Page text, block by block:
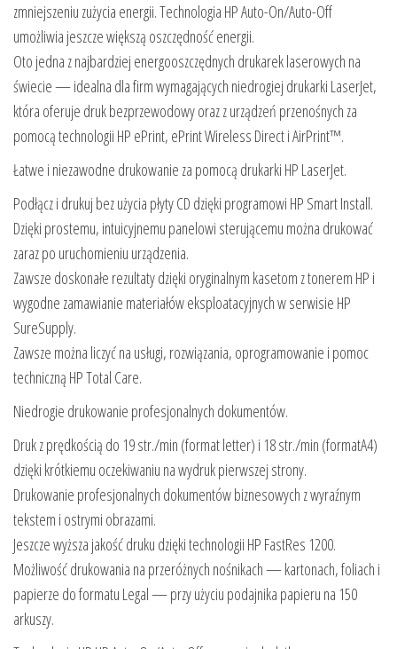
zmniejszeniu zużycia energii. Technologia HP Auto-On/Auto-Off
umożliwia jeszcze większą oszczędność energii.
Oto jedna z najbardziej energooszczędnych drukarek laserowych na
świecie — idealna dla firm wymagających niedrogiej drukarki LaserJet,
która oferuje druk bezprzewodowy oraz z urządzeń przenośnych za
pomocą technologii HP ePrint, ePrint Wireless Direct i AirPrint™.
Łatwe i niezawodne drukowanie za pomocą drukarki HP LaserJet.
Podłącz i drukuj bez użycia płyty CD dzięki programowi HP Smart Install.
Dzięki prostemu, intuicyjnemu panelowi sterującemu można drukować
zaraz po uruchomieniu urządzenia.
Zawsze doskonałe rezultaty dzięki oryginalnym kasetom z tonerem HP i
wygodne zamawianie materiałów eksploatacyjnych w serwisie HP
SureSupply.
Zawsze można liczyć na usługi, rozwiązania, oprogramowanie i pomoc
techniczną HP Total Care.
Niedrogie drukowanie profesjonalnych dokumentów.
Druk z prędkością do 19 str./min (format letter) i 18 str./min (formatA4)
dzięki krótkiemu oczekiwaniu na wydruk pierwszej strony.
Drukowanie profesjonalnych dokumentów biznesowych z wyraźnym
tekstem i ostrymi obrazami.
Jeszcze wyższa jakość druku dzięki technologii HP FastRes 1200.
Możliwość drukowania na przeróżnych nośnikach — kartonach, foliach i
papierze do formatu Legal — przy użyciu podajnika papieru na 150
arkuszy.